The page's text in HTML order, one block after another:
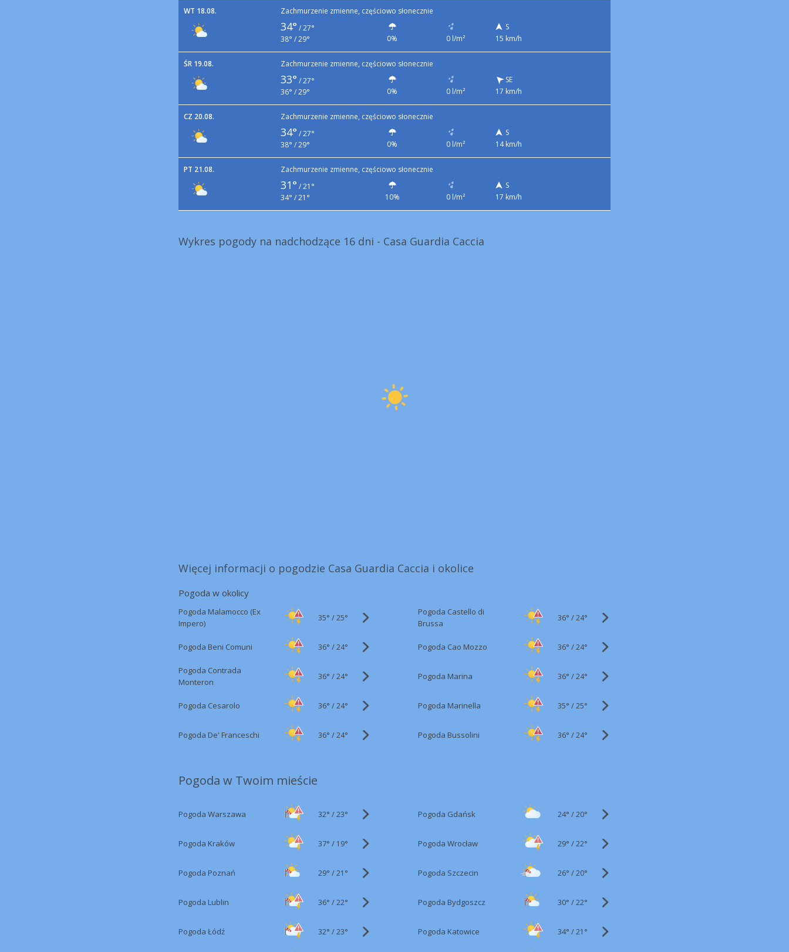
WT 18.08. Zachmurzenie zmienne, częściowo słonecznie
34° /27°
38° / 29°
0% 0 l/m²
S
15 km/h
ŚR 19.08. Zachmurzenie zmienne, częściowo słonecznie
33° /27°
36° / 29°
0% 0 l/m²
SE
17 km/h
CZ 20.08. Zachmurzenie zmienne, częściowo słonecznie
34° /27°
38° / 29°
0% 0 l/m²
S
14 km/h
PT 21.08. Zachmurzenie zmienne, częściowo słonecznie
31° /21°
34° / 21°
10% 0 l/m²
S
17 km/h
Wykres pogody na nadchodzące 16 dni - Casa Guardia Caccia
Więcej informacji o pogodzie Casa Guardia Caccia i okolice
Pogoda w okolicy
Pogoda Malamocco (Ex
Impero)
35° /25°
Pogoda Castello di
Brussa
36° /24°
Pogoda Beni Comuni 36° /24° Pogoda Cao Mozzo 36° /24°
Pogoda Contrada
Monteron
36° /24° Pogoda Marina 36° /24°
Pogoda Cesarolo 36° /24° Pogoda Marinella 35° /25°
Pogoda De' Franceschi 36° /24° Pogoda Bussolini 36° /24°
Pogoda w Twoim mieście
Pogoda Warszawa 32° /23° Pogoda Gdańsk 24° /20°
Pogoda Kraków 37° / 19° Pogoda Wrocław 29° /22°
Pogoda Poznań 29° /21° Pogoda Szczecin 26° /20°
Pogoda Lublin 36° /22° Pogoda Bydgoszcz 30° /22°
Pogoda Łódź 32° /23° Pogoda Katowice 34° /21°